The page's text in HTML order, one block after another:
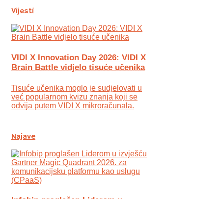
Vijesti
VIDI X Innovation Day 2026: VIDI X
Brain Battle vidjelo tisuće učenika
Tisuće učenika moglo je sudjelovati u
već popularnom kvizu znanja koji se
odvija putem VIDI X mikroračunala.
Najave